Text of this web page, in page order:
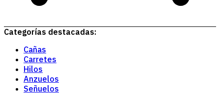
Categorías destacadas:
Cañas
Carretes
Hilos
Anzuelos
Señuelos